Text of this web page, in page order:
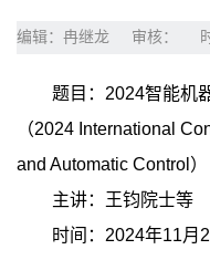
编辑：冉继龙 审核：
题目：2024智能机
（2024 International
and Automatic Control）
主讲：王钧院士等
时间：2024年11月